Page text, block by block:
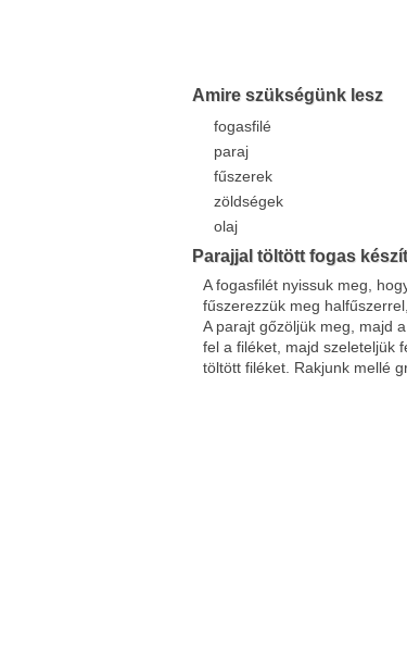
Amire szükségünk lesz
fogasfilé
paraj
fűszerek
zöldségek
olaj
Parajjal töltött fogas
A fogasfilét nyissuk meg,
fűszerezzük meg
A parajt gőzöljük meg, majd
fel a filéket, majd szeleteljük
töltött filéket. Rakjunk mellé